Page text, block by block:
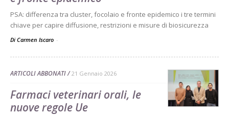
PSA: differenza tra cluster, focolaio e fronte epidemico i tre termini
chiave per capire diffusione, restrizioni e misure di biosicurezza
Di Carmen Iscaro -
ARTICOLI ABBONATI 21 Gennaio 2026
Farmaci veterinari orali, le
nuove regole Ue